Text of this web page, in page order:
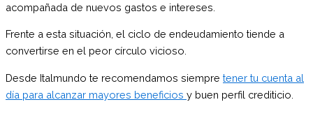
acompañada de nuevos gastos e intereses.
Frente a esta situación, el ciclo de endeudamiento tiende a
convertirse en el peor círculo vicioso.
Desde Italmundo te recomendamos siempre tener tu cuenta al
día para alcanzar mayores beneficios y buen perfil crediticio.